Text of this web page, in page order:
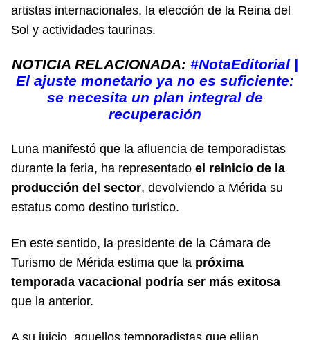
artistas internacionales, la elección de la Reina del
Sol y actividades taurinas.
NOTICIA RELACIONADA: #NotaEditorial |
El ajuste monetario ya no es suficiente:
se necesita un plan integral de
recuperación
Luna manifestó que la afluencia de temporadistas
durante la feria, ha representado el reinicio de la
producción del sector, devolviendo a Mérida su
estatus como destino turístico.
En este sentido, la presidente de la Cámara de
Turismo de Mérida estima que la próxima
temporada vacacional podría ser más exitosa
que la anterior.
A su juicio, aquellos temporadistas que elijan